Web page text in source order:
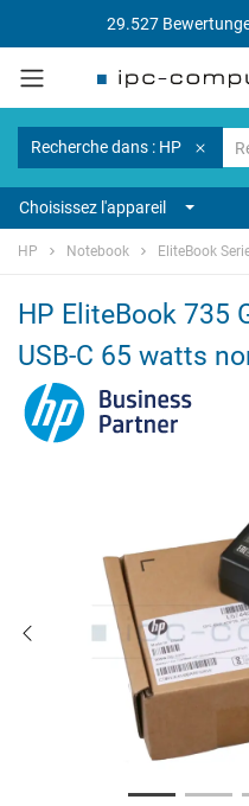
29.527
Recherche dans : HP
Choisissez l'appareil
HP Notebook EliteBook
HP EliteBook 735
USB-C 65 watts